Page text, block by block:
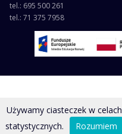
tel.: 695 500 261
tel.: 71 375 7958
Używamy ciasteczek w celach
statystycznych.
Rozumiem